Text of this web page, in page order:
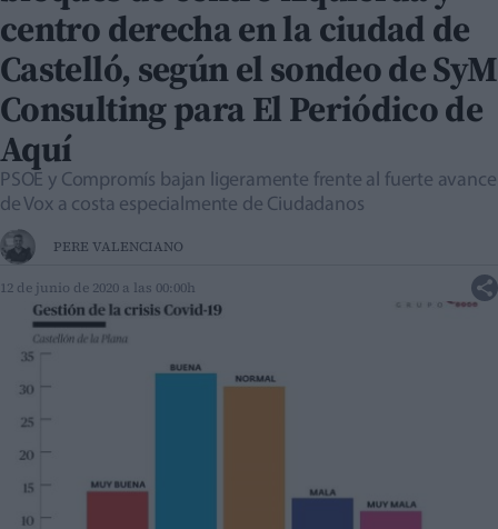
centro derecha en la ciudad de
Castelló, según el sondeo de SyM
Consulting para El Periódico de
Aquí
PSOE y Compromís bajan ligeramente frente al fuerte avance
de Vox a costa especialmente de Ciudadanos
PERE VALENCIANO
12 de junio de 2020 a las 00:00h